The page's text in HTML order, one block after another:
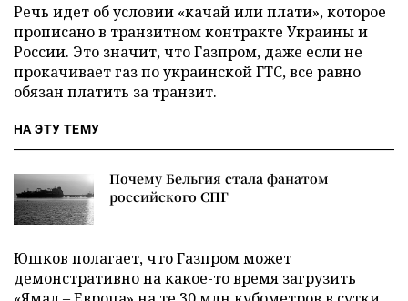
Речь идет об условии «качай или плати», которое
прописано в транзитном контракте Украины и
России. Это значит, что Газпром, даже если не
прокачивает газ по украинской ГТС, все равно
обязан платить за транзит.
НА ЭТУ ТЕМУ
Почему Бельгия стала фанатом
российского СПГ
Юшков полагает, что Газпром может
демонстративно на какое-то время загрузить